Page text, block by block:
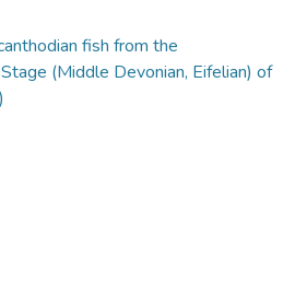
fish from the
Stage (Middle Devonian, Eifelian) of